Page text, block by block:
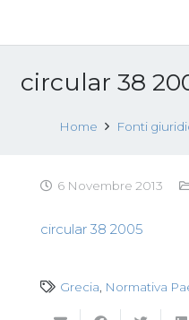
circular 38
Home Fonti
6 Novembre 2013
circular 38 2005
Grecia Normativa